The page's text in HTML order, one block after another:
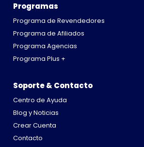
Programas
Programa de Revendedores
Programa de Afiliados
Programa Agencias
Programa Plus +
Soporte & Contacto
Centro de Ayuda
Blog y Noticias
Crear Cuenta
Contacto